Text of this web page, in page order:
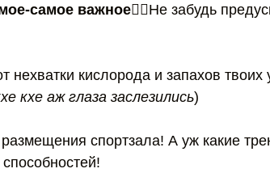
самое важное👉🏻Не забудь
нехватки кислорода и запахов твоих
кхе аж глаза заслезились)
спортзала! А уж какие